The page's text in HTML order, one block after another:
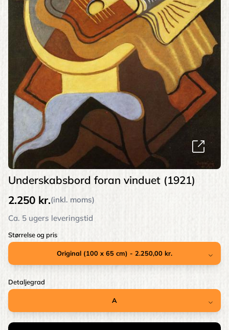
Underskabsbord foran vinduet (1921)
2.250 kr.(inkl. moms)
Ca. 5 ugers leveringstid
Størrelse og pris
Detaljegrad